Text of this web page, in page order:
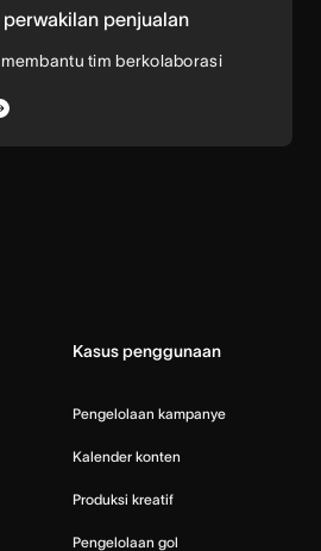
penjualan
tim berkolaborasi
Kasus penggunaan
Pengelolaan kampanye
Kalender konten
Produksi kreatif
Pengelolaan gol